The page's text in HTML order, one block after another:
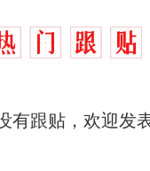
有跟贴，欢迎发